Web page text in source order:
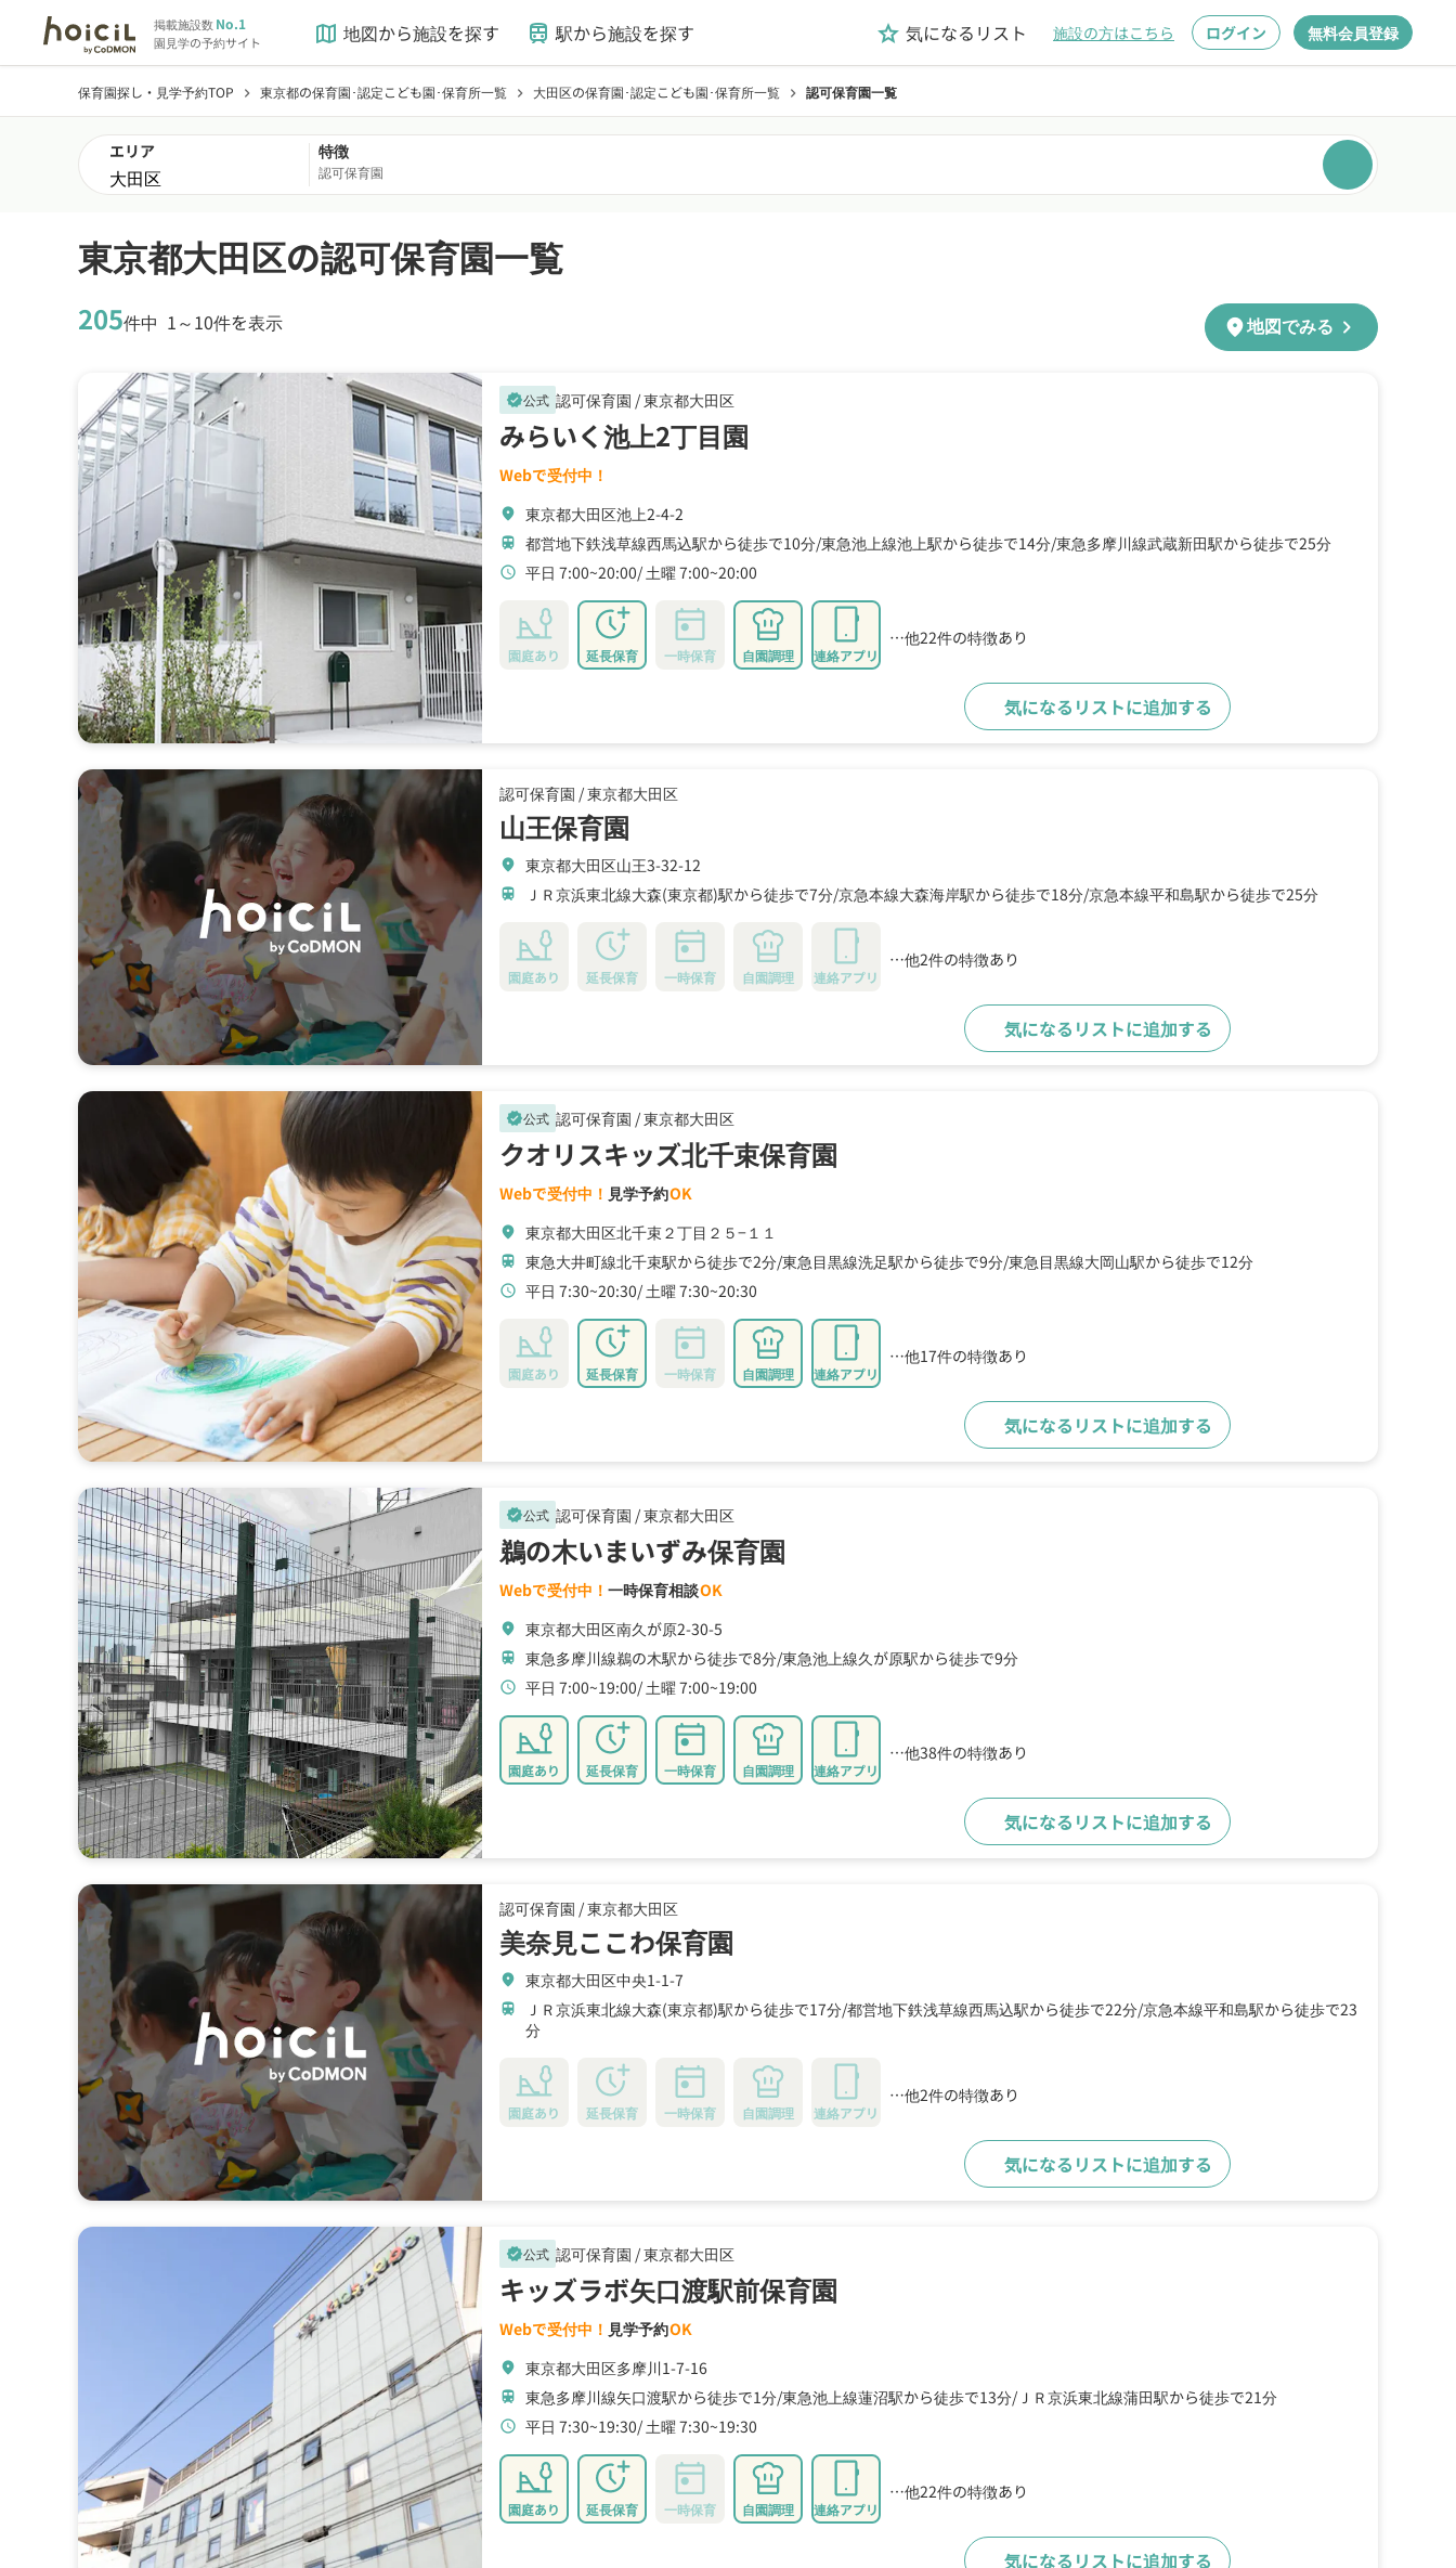
掲載施設数No.1
園見学の予約サイト map 地図から施設を探す train 駅から施設を探す grade 気になるリスト 施設の方はこちら ログイン 無料会員登録
保育園探し・見学予約TOP chevron_right 東京都の保育園･認定こども園･保育所一覧 chevron_right 大田区の保育園･認定こども園･保育所一覧 chevron_right 認可保育園一覧
エリア 特徴
認可保育園
東京都大田区の認可保育園一覧
205件中 1～10件を表示 location_on地図でみる chevron_right
verified公式 認可保育園 /東京都大田区
みらいく池上2丁目園
Webで受付中！
location_on 東京都大田区池上2-4-2
train 都営地下鉄浅草線西馬込駅から徒歩で10分 東急池上線池上駅から徒歩で14分 東急多摩川線武蔵新田駅から徒歩で25分
schedule 平日 7:00~20:00 土曜 7:00~20:00
園庭あり 延長保育 一時保育 自園調理 連絡アプリ
…他22件の特徴あり
気になるリストに追加する
認可保育園 /東京都大田区
山王保育園
location_on 東京都大田区山王3-32-12
train ＪＲ京浜東北線大森(東京都)駅から徒歩で7分 京急本線大森海岸駅から徒歩で18分 京急本線平和島駅から徒歩で25分
園庭あり 延長保育 一時保育 自園調理 連絡アプリ
…他2件の特徴あり
気になるリストに追加する
verified公式 認可保育園 /東京都大田区
クオリスキッズ北千束保育園
Webで受付中！ 見学予約OK
location_on 東京都大田区北千束２丁目２５−１１
train 東急大井町線北千束駅から徒歩で2分 東急目黒線洗足駅から徒歩で9分 東急目黒線大岡山駅から徒歩で12分
schedule 平日 7:30~20:30 土曜 7:30~20:30
園庭あり 延長保育 一時保育 自園調理 連絡アプリ
…他17件の特徴あり
気になるリストに追加する
verified公式 認可保育園 /東京都大田区
鵜の木いまいずみ保育園
Webで受付中！ 一時保育相談OK
location_on 東京都大田区南久が原2-30-5
train 東急多摩川線鵜の木駅から徒歩で8分 東急池上線久が原駅から徒歩で9分
schedule 平日 7:00~19:00 土曜 7:00~19:00
園庭あり 延長保育 一時保育 自園調理 連絡アプリ
…他38件の特徴あり
気になるリストに追加する
認可保育園 /東京都大田区
美奈見ここわ保育園
location_on 東京都大田区中央1-1-7
train ＪＲ京浜東北線大森(東京都)駅から徒歩で17分 都営地下鉄浅草線西馬込駅から徒歩で22分 京急本線平和島駅から徒歩で23
分
園庭あり 延長保育 一時保育 自園調理 連絡アプリ
…他2件の特徴あり
気になるリストに追加する
verified公式 認可保育園 /東京都大田区
キッズラボ矢口渡駅前保育園
Webで受付中！ 見学予約OK
location_on 東京都大田区多摩川1-7-16
train 東急多摩川線矢口渡駅から徒歩で1分 東急池上線蓮沼駅から徒歩で13分 ＪＲ京浜東北線蒲田駅から徒歩で21分
schedule 平日 7:30~19:30 土曜 7:30~19:30
園庭あり 延長保育 一時保育 自園調理 連絡アプリ
…他22件の特徴あり
気になるリストに追加する